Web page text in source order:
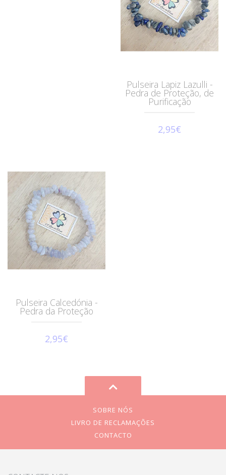
Pulseira Lapiz Lazulli -
Pedra de Proteção, de
Purificação
2,95€
Pulseira Calcedónia -
Pedra da Proteção
2,95€
SOBRE NÓS
LIVRO DE RECLAMAÇÕES
CONTACTO